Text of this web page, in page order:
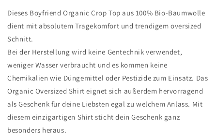
Dieses Boyfriend Organic Crop Top aus 100% Bio-Baumwolle
dient mit absolutem Tragekomfort und trendigem oversized
Schnitt.
Bei der Herstellung wird keine Gentechnik verwendet,
weniger Wasser verbraucht und es kommen keine
Chemikalien wie Düngemittel oder Pestizide zum Einsatz. Das
Organic Oversized Shirt eignet sich außerdem hervorragend
als Geschenk für deine Liebsten egal zu welchem Anlass. Mit
diesem einzigartigen Shirt sticht dein Geschenk ganz
besonders heraus.